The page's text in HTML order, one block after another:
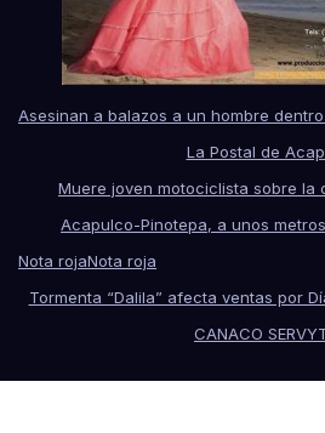
Asesinan a balazos a un hombre
La Postal de
Muere joven motociclista sobre la
Acapulco-Pinotepa, a unos
Nota rojaNota roja
Tormenta “Dalila” afecta ventas por
CANACO